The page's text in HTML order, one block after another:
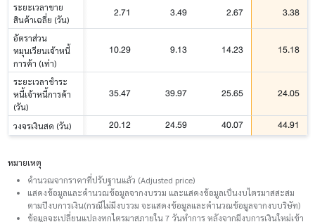
ระยะเวลาขาย
สินค้าเฉลี่ย (วัน)
2.71 3.49 2.67 3.38
อัตราส่วน
หมุนเวียนเจ้าหนี้
การค้า (เท่า)
10.29 9.13 14.23 15.18
ระยะเวลาชำระ
หนี้เจ้าหนี้การค้า
(วัน)
35.47 39.97 25.65 24.05
วงจรเงินสด (วัน) 20.12 24.59 40.07 44.91
หมายเหตุ
คำนวณจากราคาที่ปรับฐานแล้ว (Adjusted price)
แสดงข้อมูลและคำนวณข้อมูลจากงบรวม และแสดงข้อมูลเป็นงบไตรมาสสะสม
ตามปีงบการเงิน(กรณีไม่มีงบรวม จะแสดงข้อมูลและคำนวณข้อมูลจากงบบริษัท)
ข้อมูลจะเปลี่ยนแปลงทุกไตรมาสภายใน 7 วันทำการ หลังจากมีงบการเงินใหม่เข้า